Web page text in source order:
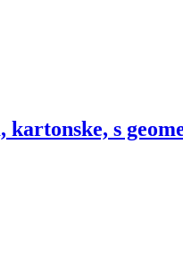
kartonske, s